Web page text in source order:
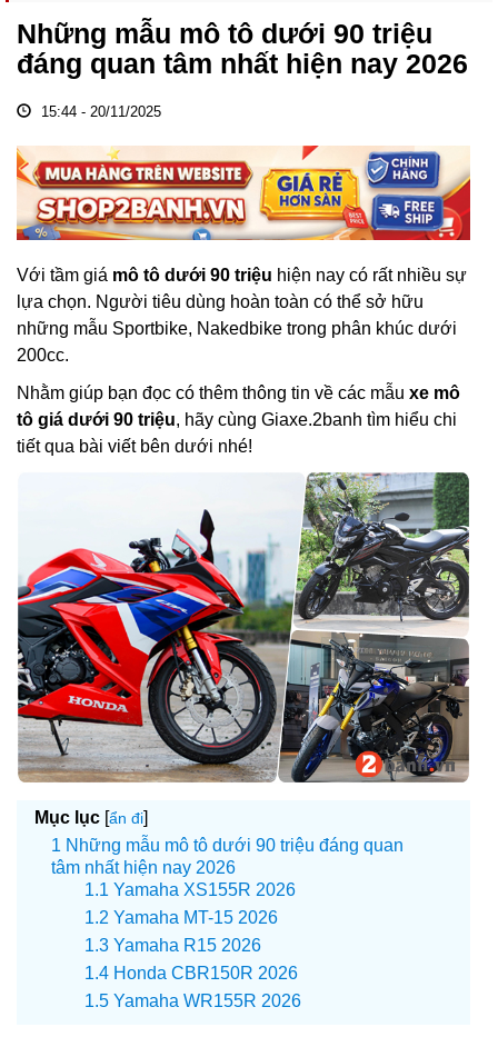
Những mẫu mô tô dưới 90 triệu
đáng quan tâm nhất hiện nay 2026
15:44 - 20/11/2025
Với tầm giá mô tô dưới 90 triệu hiện nay có rất nhiều sự
lựa chọn. Người tiêu dùng hoàn toàn có thể sở hữu
những mẫu Sportbike, Nakedbike trong phân khúc dưới
200cc.
Nhằm giúp bạn đọc có thêm thông tin về các mẫu xe mô
tô giá dưới 90 triệu, hãy cùng Giaxe.2banh tìm hiểu chi
tiết qua bài viết bên dưới nhé!
Mục lục [ẩn đi]
Những mẫu mô tô dưới 90 triệu đáng quan
tâm nhất hiện nay 2026
Yamaha XS155R 2026
Yamaha MT-15 2026
Yamaha R15 2026
Honda CBR150R 2026
Yamaha WR155R 2026